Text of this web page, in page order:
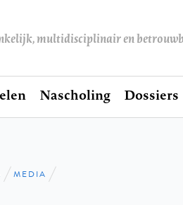
multidisciplinair en
Nascholing Dossiers
MEDIA